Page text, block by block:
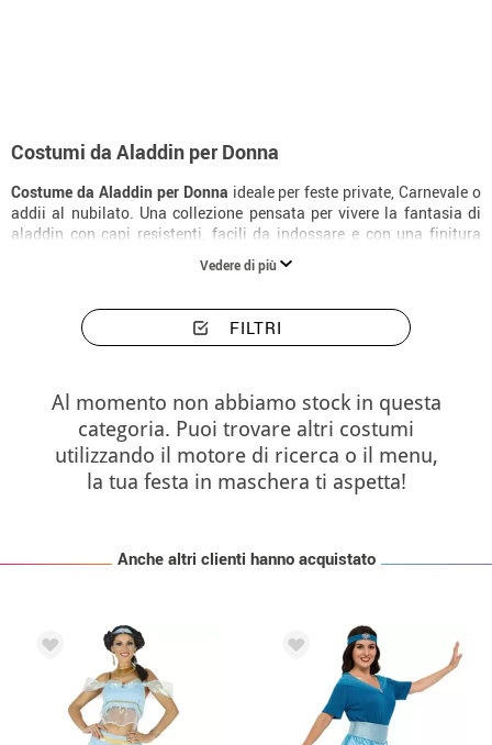
Costumi da Aladdin per Donna
Costume da Aladdin per Donna ideale per feste private, Carnevale o
addii al nubilato. Una collezione pensata per vivere la fantasia di
aladdin con capi resistenti, facili da indossare e con una finitura
Vedere di più
FILTRI
Al momento non abbiamo stock in questa
categoria. Puoi trovare altri costumi
utilizzando il motore di ricerca o il menu,
la tua festa in maschera ti aspetta!
Anche altri clienti hanno acquistato